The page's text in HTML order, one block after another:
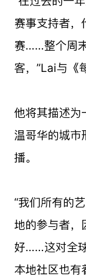
赛事支持者
赛……整个周
客，”Lai与《
他将其描述为
温哥华的城市
播。
“我们所有的
地的参与者，
好……这对全
本地社区也有